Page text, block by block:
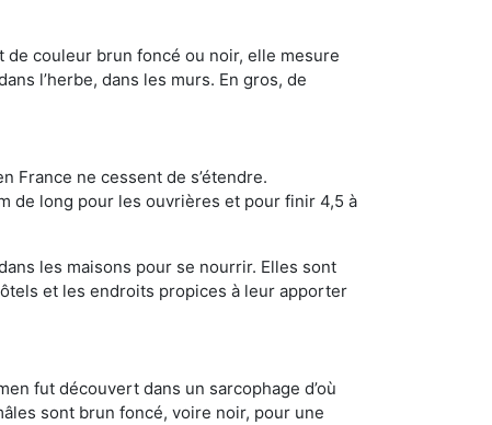
couleur brun foncé ou noir, elle mesure
l’herbe, dans les murs. En gros, de
France ne cessent de s’étendre.
de long pour les ouvrières et pour finir 4,5 à
les maisons pour se nourrir. Elles sont
et les endroits propices à leur apporter
fut découvert dans un sarcophage d’où
sont brun foncé, voire noir, pour une